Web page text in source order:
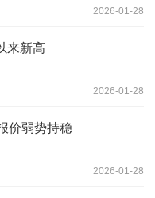
2026-01-28
来新高
2026-01-28
价弱势持稳
2026-01-28